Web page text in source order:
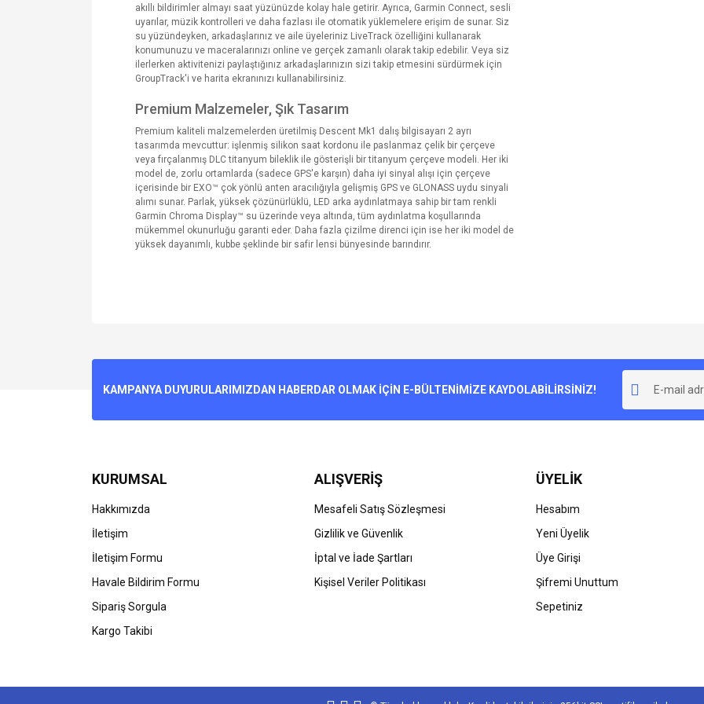
akıllı bildirimler almayı saat yüzünüzde kolay hale getirir. Ayrıca, Garmin Connect, sesli
uyarılar, müzik kontrolleri ve daha fazlası ile otomatik yüklemelere erişim de sunar. Siz
su yüzündeyken, arkadaşlarınız ve aile üyeleriniz LiveTrack özelliğini kullanarak
konumunuzu ve maceralarınızı online ve gerçek zamanlı olarak takip edebilir. Veya siz
ilerlerken aktivitenizi paylaştığınız arkadaşlarınızın sizi takip etmesini sürdürmek için
GroupTrack'i ve harita ekranınızı kullanabilirsiniz.
Premium Malzemeler, Şık Tasarım
Premium kaliteli malzemelerden üretilmiş Descent Mk1 dalış bilgisayarı 2 ayrı
tasarımda mevcuttur: işlenmiş silikon saat kordonu ile paslanmaz çelik bir çerçeve
veya fırçalanmış DLC titanyum bileklik ile gösterişli bir titanyum çerçeve modeli. Her iki
model de, zorlu ortamlarda (sadece GPS'e karşın) daha iyi sinyal alışı için çerçeve
içerisinde bir EXO™ çok yönlü anten aracılığıyla gelişmiş GPS ve GLONASS uydu sinyali
alımı sunar. Parlak, yüksek çözünürlüklü, LED arka aydınlatmaya sahip bir tam renkli
Garmin Chroma Display™ su üzerinde veya altında, tüm aydınlatma koşullarında
mükemmel okunurluğu garanti eder. Daha fazla çizilme direnci için ise her iki model de
yüksek dayanımlı, kubbe şeklinde bir safir lensi bünyesinde barındırır.
Ürün resmi kalitesiz, bozuk veya görüntülenemiyor.
Bu ürüne benzer farklı alternatifler olmalı.
Gönder
KAMPANYA DUYURULARIMIZDAN HABERDAR OLMAK İÇİN E-BÜLTENİMİZE KAYDOLABİLİRSİNİZ!
KURUMSAL
Hakkımızda
İletişim
İletişim Formu
Havale Bildirim Formu
Sipariş Sorgula
Kargo Takibi
ALIŞVERİŞ
Mesafeli Satış Sözleşmesi
Gizlilik ve Güvenlik
İptal ve İade Şartları
Kişisel Veriler Politikası
ÜYELİK
Hesabım
Yeni Üyelik
Üye Girişi
Şifremi Unuttum
Sepetiniz